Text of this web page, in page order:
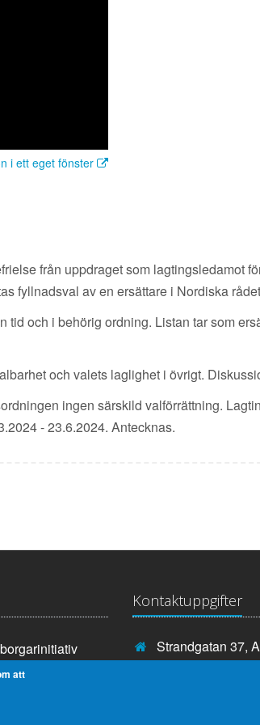
i ett eget fönster
från uppdraget som lagtingsledamot
fyllnadsval av en ersättare i Nordiska
och i behörig ordning. Listan tar som
och valets laglighet i övrigt.
ingen särskild valförrättning.
- 23.6.2024. Antecknas.
Kontaktuppgifter
Strandgatan 37,
att